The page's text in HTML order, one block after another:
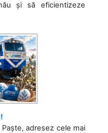
și să eficientizeze
adresez cele mai